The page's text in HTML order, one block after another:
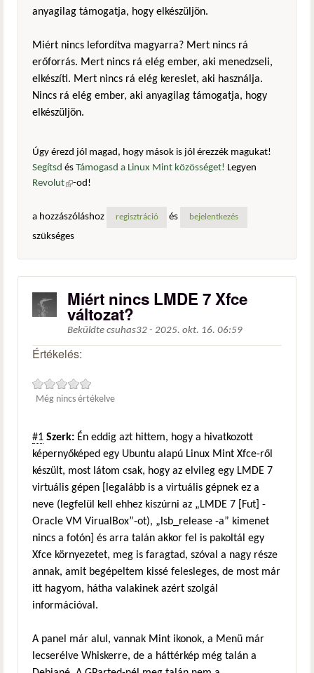
anyagilag támogatja, hogy elkészüljön.
Miért nincs lefordítva magyarra? Mert nincs rá
erőforrás. Mert nincs rá elég ember, aki menedzseli,
elkészíti. Mert nincs rá elég kereslet, aki használja.
Nincs rá elég ember, aki anyagilag támogatja, hogy
elkészüljön.
Úgy érezd jól magad, hogy mások is jól érezzék magukat!
Segítsd és Támogasd a Linux Mint közösséget! Legyen
Revolut(külső hivatkozás)
-od!
a hozzászóláshoz regisztráció és bejelentkezés
szükséges
Miért nincs LMDE 7 Xfce
változat?
Beküldte csuhas32 - 2025. okt. 16. 06:59
Értékelés:
Még nincs értékelve
#1 Szerk: Én eddig azt hittem, hogy a hivatkozott
képernyőképed egy Ubuntu alapú Linux Mint Xfce-ről
készült, most látom csak, hogy az elvileg egy LMDE 7
virtuális gépen [legalább is a virtuális gépnek ez a
neve (legfelül kell ehhez kiszúrni az „LMDE 7 [Fut] -
Oracle VM VirualBox”-ot), „lsb_release -a” kimenet
nincs a fotón] és arra talán akkor fel is pakoltál egy
Xfce környezetet, meg is faragtad, szóval a nagy része
annak, amit begépeltem kissé felesleges, de most már
itt hagyom, hátha valakinek azért szolgál
információval.
A panel már alul, vannak Mint ikonok, a Menü már
lecserélve Whiskerre, de a háttérkép még talán a